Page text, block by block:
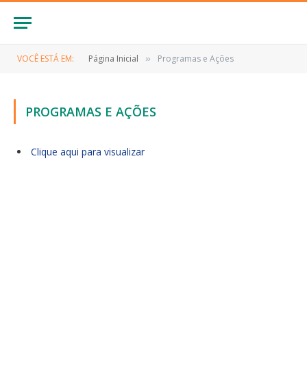
VOCÊ ESTÁ EM: Página Inicial » Programas e Ações
PROGRAMAS E AÇÕES
Clique aqui para visualizar